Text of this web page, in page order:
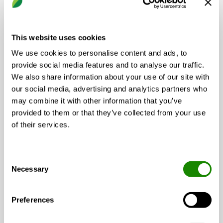
This website uses cookies
We use cookies to personalise content and ads, to
provide social media features and to analyse our traffic.
We also share information about your use of our site with
our social media, advertising and analytics partners who
may combine it with other information that you’ve
provided to them or that they’ve collected from your use
of their services.
Selection
Necessary
Preferences
negativ auswirkt. Ein Anstieg der
Partikelkonzentration in der Luft kann die das Risiko
einer Fehlentscheidung um mehr als 26 %. Vor diesem
Hintergrund könnte man durchaus argumentieren,
dass die Verlegung des Sports in Innenräume eine
Möglichkeit ist, das volle Potenzial der Sportler
auszuschöpfen.
Sportstätten außergewöhnlich hoch ist. Einige
Konstruktion zurückzuführen, die meisten jedoch auf